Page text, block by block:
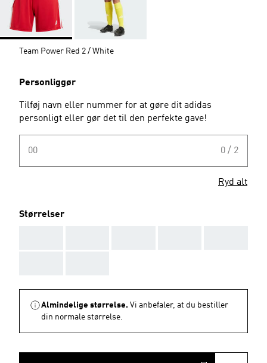
Team Power Red 2 / White
Personliggør
Tilføj navn eller nummer for at gøre dit adidas
personligt eller gør det til den perfekte gave!
00 0 / 2
Ryd alt
Størrelser
Almindelige størrelse. Vi anbefaler, at du bestiller
din normale størrelse.